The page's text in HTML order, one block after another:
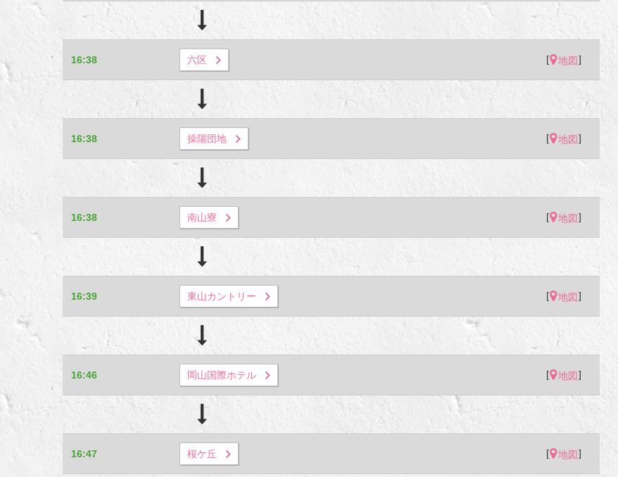
16:38 六区 [ 地図]
16:38 操陽団地 [ 地図]
16:38 南山寮 [ 地図]
16:39 東山カントリー [ 地図]
16:46 岡山国際ホテル [ 地図]
16:47 桜ケ丘 [ 地図]